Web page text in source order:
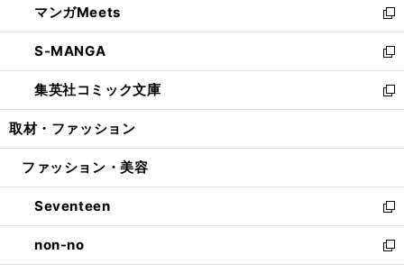
く
で
開
く
ド
ウ
で
開
く
ィ
ン
ド
ウ
で
開
い
ウ
ィ
ン
ド
ウ
開
マンガMeets
新
し
い
ウ
ィ
ン
ウ
開
く
S-MANGA
新
し
い
ウ
ン
ウ
で
開
く
集英社コミック文庫
新
し
ウ
ン
ド
ウ
で
開
取材・ファッション
ファッション・美容
Seventeen
新
し
い
ウ
non-no
新
し